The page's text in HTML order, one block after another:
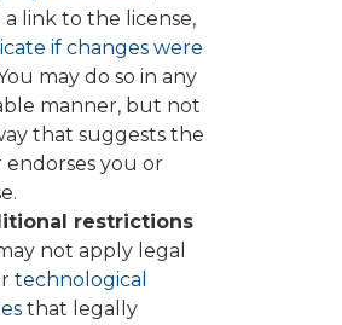
a link to the license,
if changes were
may do so in any
manner, but not
that suggests the
endorses you or
restrictions
not apply legal
technological
that legally